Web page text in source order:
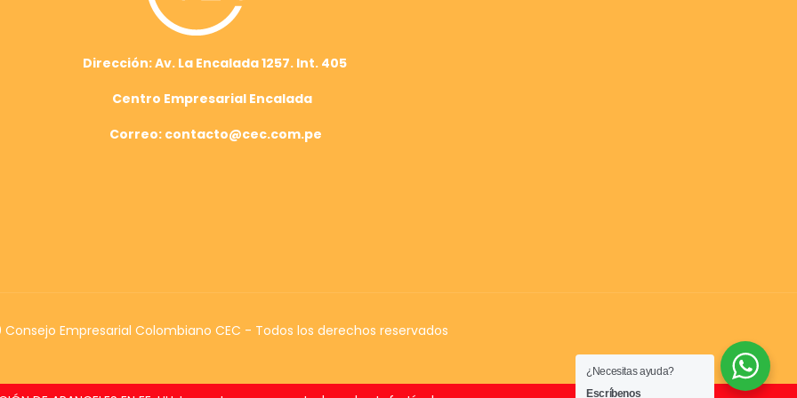
Dirección: Av. La Encalada 1257. Int. 405
Centro Empresarial Encalada
Correo: contacto@cec.com.pe
Empresarial Colombiano CEC - Todos los derechos reservados
¿Necesitas ayuda?
Escríbenos